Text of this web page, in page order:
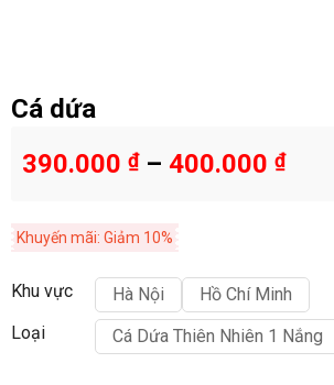
Cá dứa
390.000 ₫– 400.000 ₫
Khuyến mãi: Giảm 10%
Khu vực Hà Nội
Hồ Chí Minh
Loại
Cá Dứa Thiên Nhiên 1 Nắng